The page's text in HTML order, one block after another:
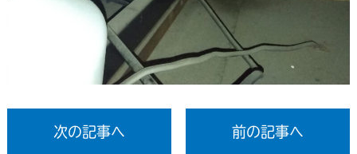
次の記事へ 前の記事へ